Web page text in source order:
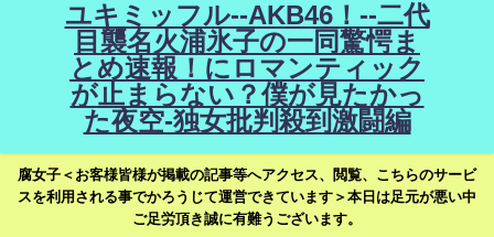
ユキミッフル--AKB46！--二代
目襲名火浦氷子の一同驚愕ま
とめ速報！にロマンティック
が止まらない？僕が見たかっ
た夜空-独女批判殺到激闘編
腐女子＜お客様皆様が掲載の記事等へアクセス、閲覧、こちらのサービ
スを利用される事でかろうじて運営できています＞本日は足元が悪い中
ご足労頂き誠に有難うございます。